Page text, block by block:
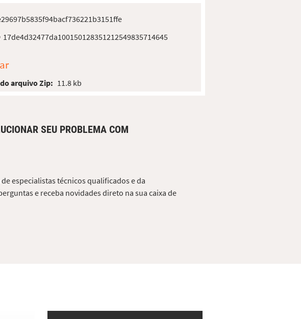
17de4d32477da100150128351212549835714645
arquivo Zip: 11.8 kb
SEU PROBLEMA COM
especialistas técnicos qualificados e da
e receba novidades direto na sua caixa de